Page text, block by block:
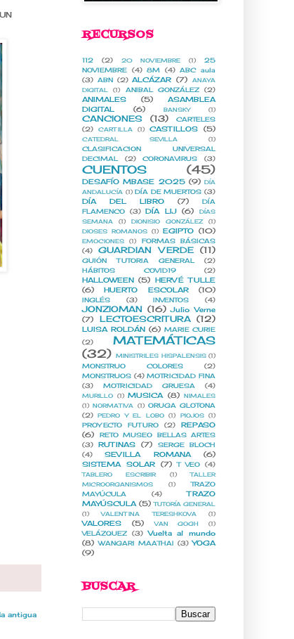
antigua
RECURSOS
112 (2) 20 NOVIEMBRE (1)
25
NOVIEMBRE
(4) 8M (4)
ABC aula
(3) ABN (2) ALCÁZAR (7)
ANAYA
DIGITAL
(1) ANIBAL GONZÁLEZ (2)
ANIMALES (5)
ASAMBLEA
DIGITAL
(6) BANSKY (1)
CANCIONES (13)
CARTELES
(2)
CARTILLA (1) CASTILLOS (5)
CATEDRAL SEVILLA (1)
CLASIFICACION UNIVERSAL
DECIMAL
(2) CORONAVIRUS (3)
CUENTOS (45)
DESAFÍO MBASE 2025 (9) DÍA
ANDALUCÍA (1) DÍA DE MUERTOS (3)
DÍA DEL LIBRO (7)
DÍA
FLAMENCO
(3) DÍA LIJ (6)
DÍAS
SEMANA
(1) DIONISIO GONZÁLEZ
(1)
DIOSES ROMANOS (1) EGIPTO (10)
EMOCIONES (1)
FORMAS BÁSICAS
(4)
GUARDIAN VERDE (11)
GUIÓN TUTORIA GENERAL
(2)
HÁBITOS COVID19
(2)
HALLOWEEN (5) HERVÉ TULLE
(6)
HUERTO ESCOLAR (10)
INGLÉS (3) INVENTOS (4)
JONZIOMAN (16) Julio Verne
(7)
LECTOESCRITURA (12)
LUISA ROLDÁN (6) MARIE CURIE
(2)
MATEMÁTICAS
(32)
MINISTRILES HISPALENSIS (1)
MONSTRUO COLORES
(2)
MONSTRUOS (4) MOTRICIDAD FINA
(3)
MOTRICIDAD GRUESA (4)
MURILLO (1) MUSICA (8)
NIMALES
(1) NORMATIVA (1) ORUGA GLOTONA
(2)
PEDRO Y EL LOBO (1) PIOJOS (1)
PROYECTO FUTURO (2)
REPASO
(6)
RETO MUSEO BELLAS ARTES
(3)
RUTINAS (7)
SERGE BLOCH
(4)
SEVILLA ROMANA
(6)
SISTEMA SOLAR
(7) T VEO (4)
TABLERO ESCRIBIR (1)
TALLER
MICROORGANISMOS
(1)
TRAZO
MAYÚCULA
(4)
TRAZO
MAYÚSCULA (5) TUTORÍA GENERAL
(1)
VALENTINA TERESHKOVA (1)
VALORES (5) VAN GOGH (1)
VELÁZQUEZ (3)
Vuelta al mundo
(8) WANGARI MAATHAI (3) YOGA
(9)
BUSCAR